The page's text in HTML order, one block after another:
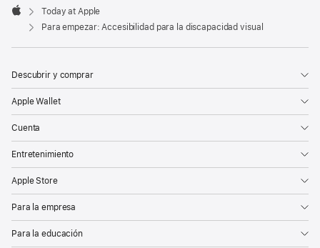
Apple
Today at Apple
Para empezar: Accesibilidad para la discapacidad visual
Descubrir y comprar
Apple Wallet
Cuenta
Entretenimiento
Apple Store
Para la empresa
Para la educación